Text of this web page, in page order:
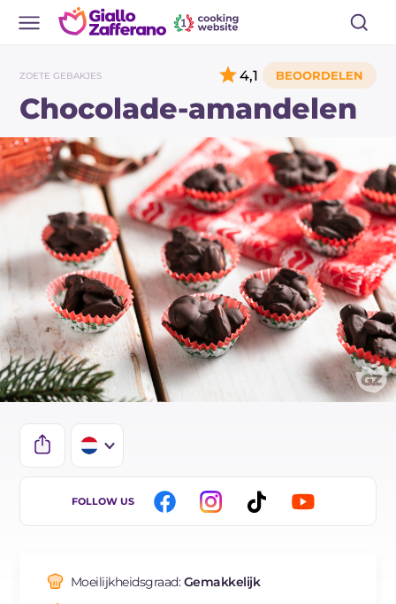
ZOETE GEBAKJES
Chocolade-amandelen
4,1
IT
FR
FOLLOW US
Moeilijkheidsgraad:Gemakkelijk